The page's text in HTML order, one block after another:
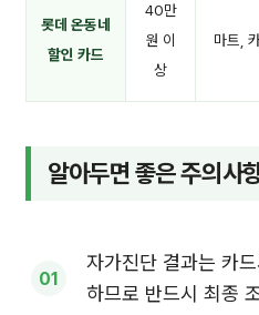
롯데 온동네
할인 카드
40만
원 이
상
마트,
알아두면 좋은 주의사
자가진단 결과는 카
하므로 반드시 최종